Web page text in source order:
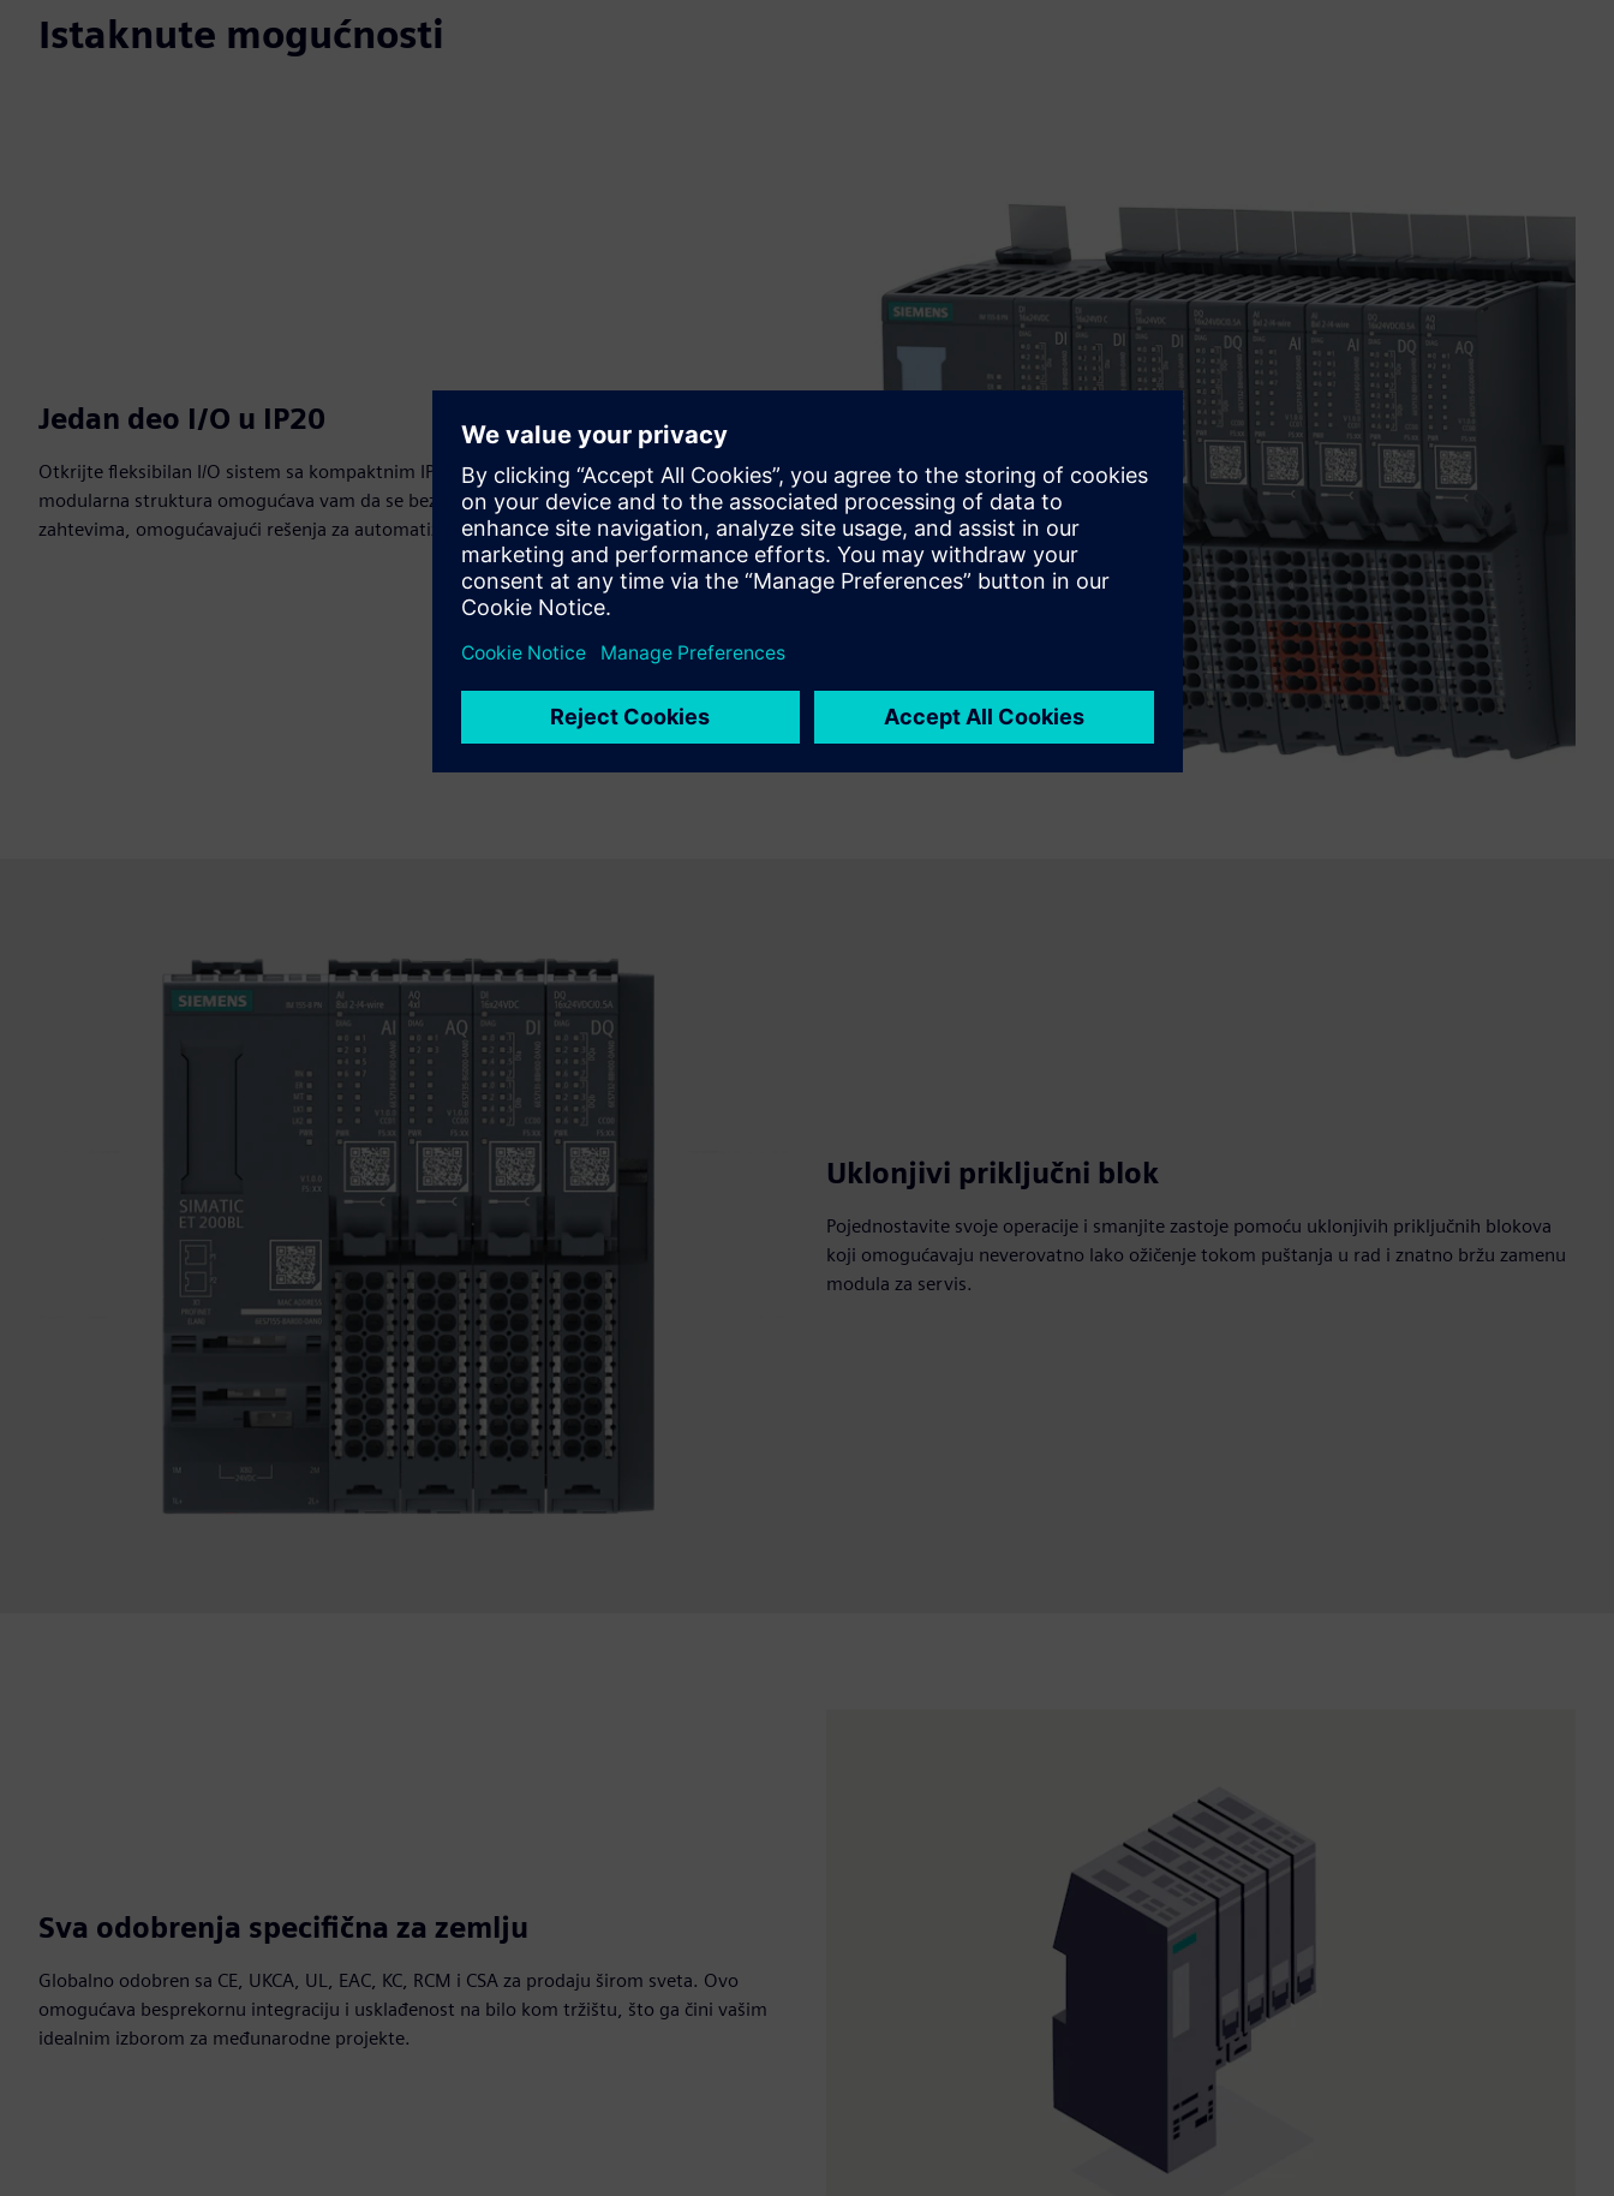
Istaknute mogućnosti
Jedan deo I/O u IP20
Otkrijte fleksibilan I/O sistem sa kompaktnim IP20 dizajnom. Njegova skalabilna,
modularna struktura omogućava vam da se bez napora proširite i prilagodite razvijajućim
zahtevima, omogućavajući rešenja za automatizaciju otporna na budućnost.
Uklonjivi priključni blok
Pojednostavite svoje operacije i smanjite zastoje pomoću uklonjivih priključnih blokova
koji omogućavaju neverovatno lako ožičenje tokom puštanja u rad i znatno bržu zamenu
modula za servis.
Sva odobrenja specifična za zemlju
Globalno odobren sa CE, UKCA, UL, EAC, KC, RCM i CSA za prodaju širom sveta. Ovo
omogućava besprekornu integraciju i usklađenost na bilo kom tržištu, što ga čini vašim
idealnim izborom za međunarodne projekte.